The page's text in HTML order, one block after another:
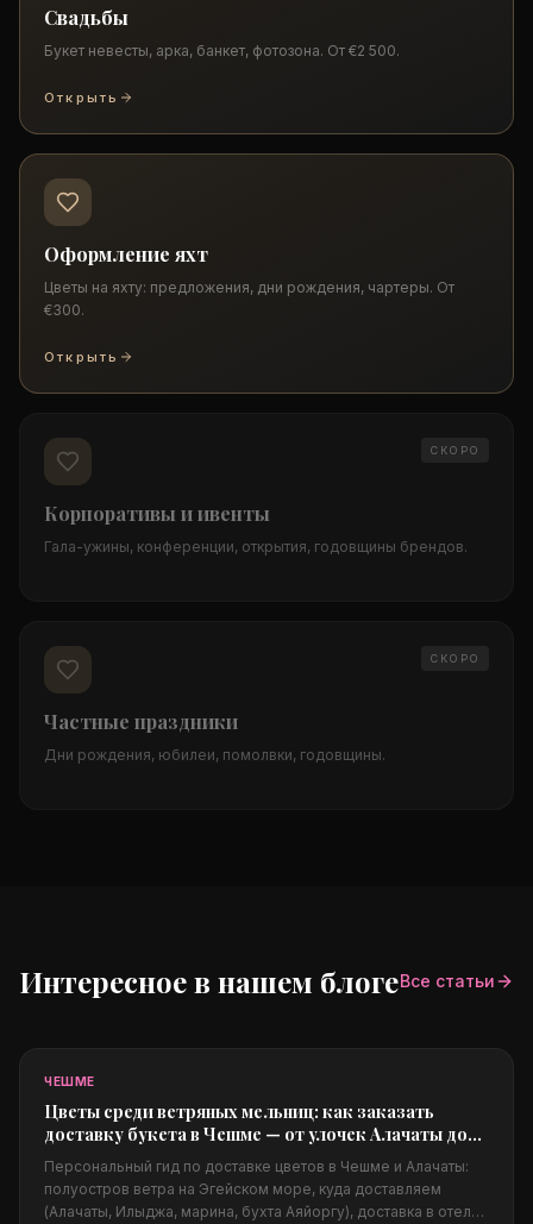
Свадьбы
Букет невесты, арка, банкет, фотозона. От €2 500.
Открыть
Оформление яхт
Цветы на яхту: предложения, дни рождения, чартеры. От
€300.
Открыть
СКОРО
Корпоративы и ивенты
Гала-ужины, конференции, открытия, годовщины брендов.
СКОРО
Частные праздники
Дни рождения, юбилеи, помолвки, годовщины.
Интересное в нашем блогеВсе статьи
ЧЕШМЕ
Цветы среди ветряных мельниц: как заказать
доставку букета в Чешме — от улочек Алачаты до
марины
Персональный гид по доставке цветов в Чешме и Алачаты:
полуостров ветра на Эгейском море, куда доставляем
(Алачаты, Илыджа, марина, бухта Аяйоргу), доставка в отели,